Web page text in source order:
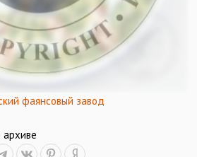
фаянсовый завод
архиве